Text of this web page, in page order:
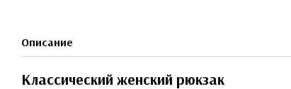
Описание
Классический женский рюкзак